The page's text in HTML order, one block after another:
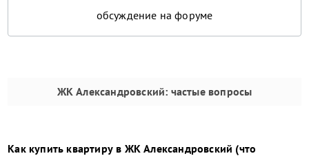
обсуждение на форуме
ЖК Александровский: частые вопросы
Как купить квартиру в ЖК Александровский (что